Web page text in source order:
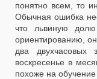
понятно всем, то
Обычная ошибка
что львиную
ориентированию,
два
воскресенье в
похоже на